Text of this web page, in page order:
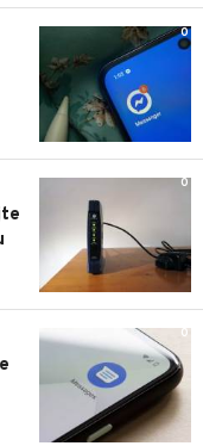
0
0
0